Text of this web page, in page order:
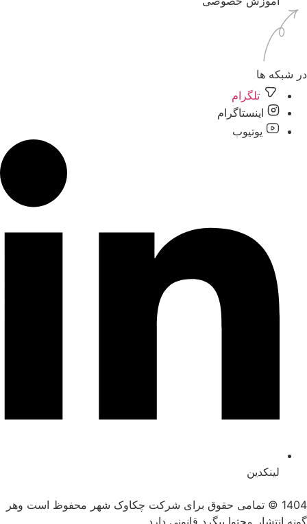
شبکه ها
تلگرام
اینستاگرام
یوتیوب
لینکدین
1404 © تمامی حقوق برای شرکت چکاوک شهر محفوظ است وهر